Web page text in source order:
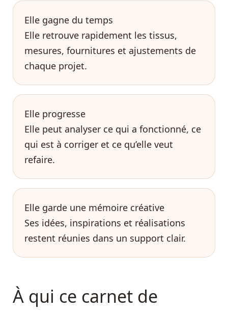
Elle gagne du temps
Elle retrouve rapidement les tissus,
mesures, fournitures et ajustements de
chaque projet.
Elle progresse
Elle peut analyser ce qui a fonctionné, ce
qui est à corriger et ce qu’elle veut
refaire.
Elle garde une mémoire créative
Ses idées, inspirations et réalisations
restent réunies dans un support clair.
À qui ce carnet de